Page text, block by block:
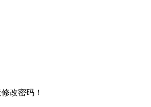
改密码！